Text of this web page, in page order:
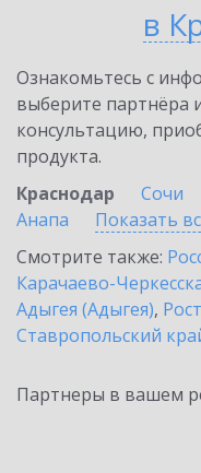
в
Ознакомьтесь с
выберите партнёра
консультацию,
продукта.
Краснодар
Сочи
Анапа
Показать
Смотрите также:
Карачаево-
Адыгея (Адыгея),
Ставропольский
Партнеры в вашем